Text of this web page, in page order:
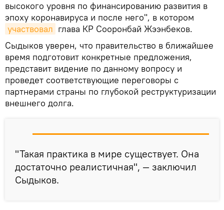
высокого уровня по финансированию развития в
эпоху коронавируса и после него", в котором
участвовал глава КР Сооронбай Жээнбеков.
Сыдыков уверен, что правительство в ближайшее
время подготовит конкретные предложения,
представит видение по данному вопросу и
проведет соответствующие переговоры с
партнерами страны по глубокой реструктуризации
внешнего долга.
"Такая практика в мире существует. Она
достаточно реалистичная", — заключил
Сыдыков.